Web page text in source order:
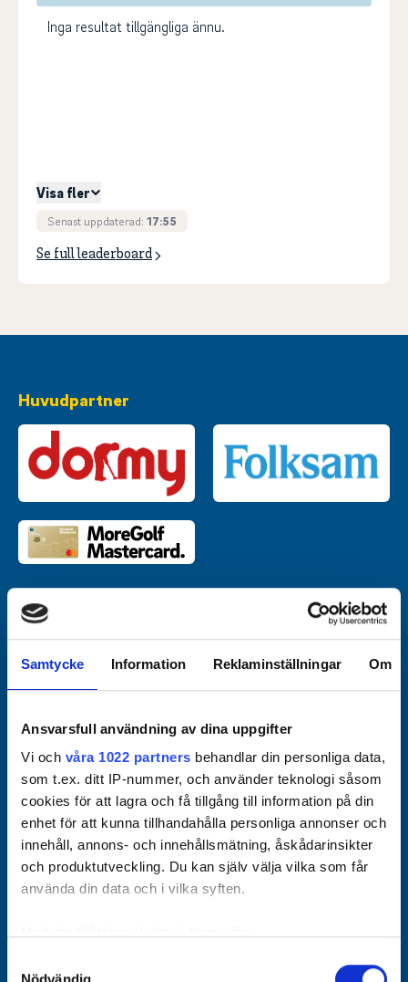
Samtycke Information Reklaminställningar Om
Ansvarsfull användning av dina uppgifter
Vi och våra 1022 partners behandlar din personliga data,
som t.ex. ditt IP-nummer, och använder teknologi såsom
cookies för att lagra och få tillgång till information på din
enhet för att kunna tillhandahålla personliga annonser och
innehåll, annons- och innehållsmätning, åskådarinsikter
och produktutveckling. Du kan själv välja vilka som får
använda din data och i vilka syften.
Nödvändig
Inga resultat tillgängliga ännu.
Visa fler
Senast uppdaterad: 17:55
Se full leaderboard
Huvudpartner
Officiella partners